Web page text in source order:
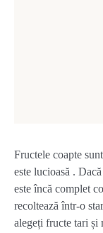
Fructele coapte
este lucioasă .
este încă complet
recoltează într-o
alegeți fructe tari și